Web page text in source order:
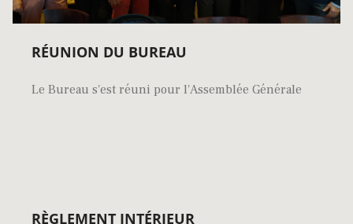
RÉUNION DU BUREAU
Le Bureau s'est réuni pour l'Assemblée Générale
RÈGLEMENT INTÉRIEUR